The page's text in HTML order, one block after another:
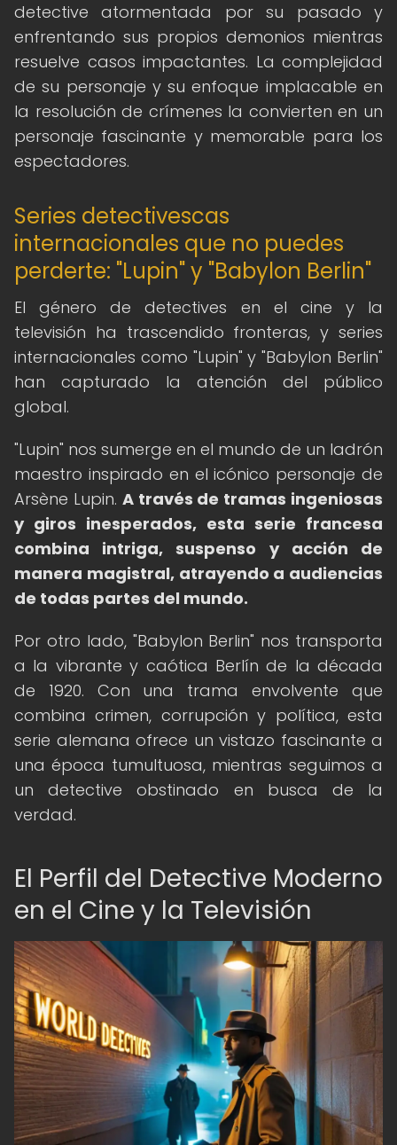
detective atormentada por su pasado y
enfrentando sus propios demonios mientras
resuelve casos impactantes. La complejidad
de su personaje y su enfoque implacable en
la resolución de crímenes la convierten en un
personaje fascinante y memorable para los
espectadores.
Series detectivescas
internacionales que no puedes
perderte: "Lupin" y "Babylon Berlin"
El género de detectives en el cine y la
televisión ha trascendido fronteras, y series
internacionales como "Lupin" y "Babylon Berlin"
han capturado la atención del público
global.
"Lupin" nos sumerge en el mundo de un ladrón
maestro inspirado en el icónico personaje de
Arsène Lupin. A través de tramas ingeniosas
y giros inesperados, esta serie francesa
combina intriga, suspenso y acción de
manera magistral, atrayendo a audiencias
de todas partes del mundo.
Por otro lado, "Babylon Berlin" nos transporta
a la vibrante y caótica Berlín de la década
de 1920. Con una trama envolvente que
combina crimen, corrupción y política, esta
serie alemana ofrece un vistazo fascinante a
una época tumultuosa, mientras seguimos a
un detective obstinado en busca de la
verdad.
El Perfil del Detective Moderno
en el Cine y la Televisión